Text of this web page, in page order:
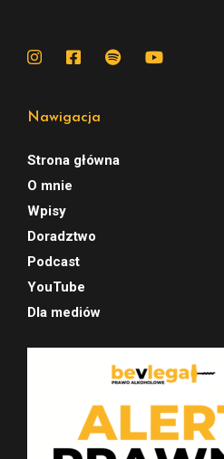
Nawigacja
Strona główna
O mnie
Wpisy
Doradztwo
Podcast
YouTube
Dla mediów